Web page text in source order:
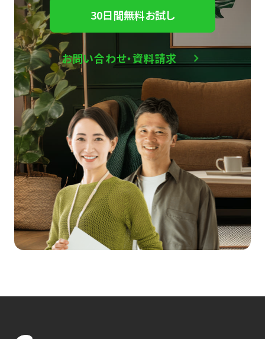
30日間無料お試し
お問い合わせ・資料請求